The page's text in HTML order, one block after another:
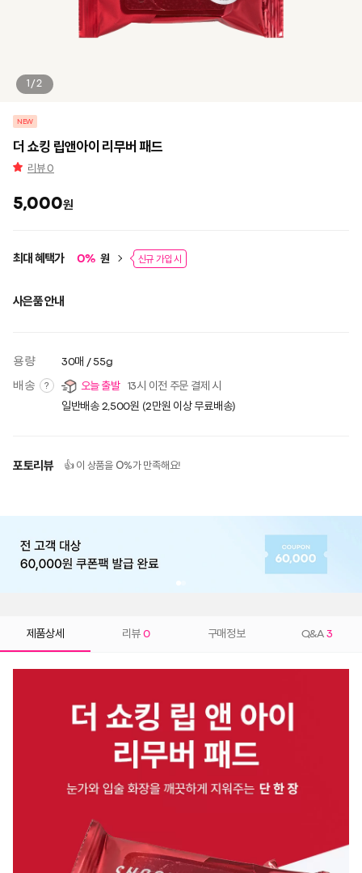
1/2
NEW
더 쇼킹 립앤아이 리무버 패드
리뷰0
5,000원
최대 혜택가 0% 원 신규 가입 시
사은품 안내
용량 30매 / 55g
배송 ? 오늘 출발 13시 이전 주문 결제 시
일반배송 2,500원 (2만원 이상 무료배송)
포토리뷰 👍 이 상품을 0%가 만족해요!
제품상세 리뷰 0 구매정보 Q&A 3